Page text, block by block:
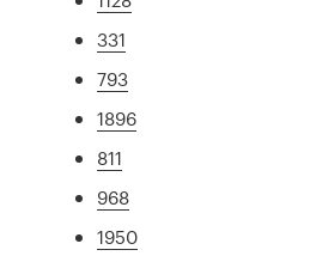
331
793
1896
811
968
1950